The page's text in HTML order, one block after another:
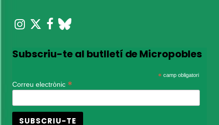
Subscriu-te al butlletí de Micropobles
* camp obligatori
Correu electrònic *